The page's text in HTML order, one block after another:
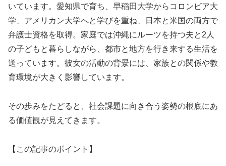
いています。愛知県で育ち、早稲田大学からコロンビア大
学、アメリカン大学へと学びを重ね、日本と米国の両方で
弁護士資格を取得。家庭では沖縄にルーツを持つ夫と2人
の子どもと暮らしながら、都市と地方を行き来する生活を
送っています。彼女の活動の背景には、家族との関係や教
育環境が大きく影響しています。
その歩みをたどると、社会課題に向き合う姿勢の根底にあ
る価値観が見えてきます。
【この記事のポイント】